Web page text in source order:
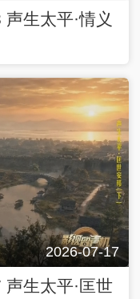
生太平·情义
2026-07-17
声生太平·匡世